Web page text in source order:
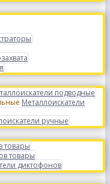
подводные
Металлоискатели
ручные
товары
товары
диктофонов